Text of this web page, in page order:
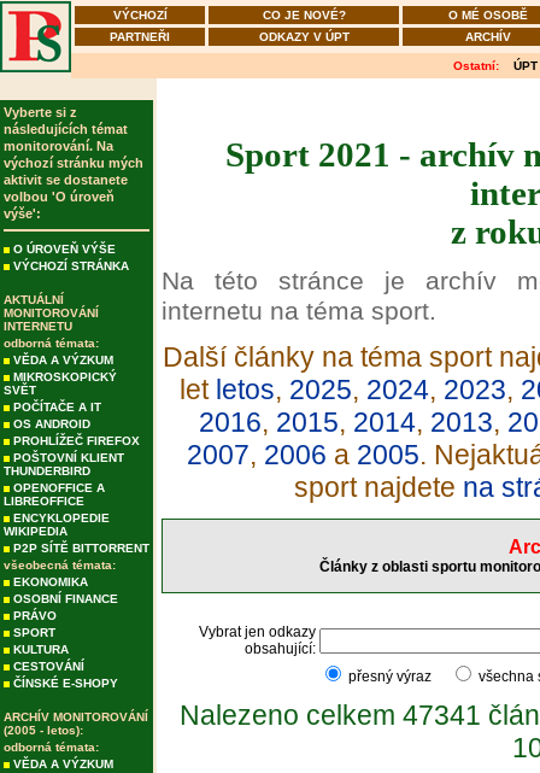
VÝCHOZÍ CO JE NOVÉ?
O MÉ OSOBĚ
PARTNEŘI
ODKAZY V ÚPT ARCHÍV
Ostatní: ÚPT
Vyberte si z
následujících témat
monitorování. Na
výchozí stránku mých
aktivit se dostanete
volbou 'O úroveň
výše':
O ÚROVEŇ VÝŠE
VÝCHOZÍ STRÁNKA
AKTUÁLNÍ
MONITOROVÁNÍ
INTERNETU
odborná témata:
VĚDA A VÝZKUM
MIKROSKOPICKÝ
SVĚT
POČÍTAČE A IT
OS ANDROID
PROHLÍŽEČ FIREFOX
POŠTOVNÍ KLIENT
THUNDERBIRD
OPENOFFICE A
LIBREOFFICE
ENCYKLOPEDIE
WIKIPEDIA
P2P SÍTĚ BITTORRENT
všeobecná témata:
EKONOMIKA
OSOBNÍ FINANCE
PRÁVO
SPORT
KULTURA
CESTOVÁNÍ
ČÍNSKÉ E-SHOPY
ARCHÍV MONITOROVÁNÍ
(2005 - letos):
odborná témata:
VĚDA A VÝZKUM
Sport 2021 - archív
z
Na této stránce je archív
internetu na téma sport.
Další články na téma sport
let letos, 2025, 2024, 2023,
2016, 2015, 2014, 2013,
2007, 2006 a 2005.
sport najdete na
Články z oblasti sportu
Vybrat jen odkazy
obsahující:
přesný výraz
Nalezeno celkem 47341